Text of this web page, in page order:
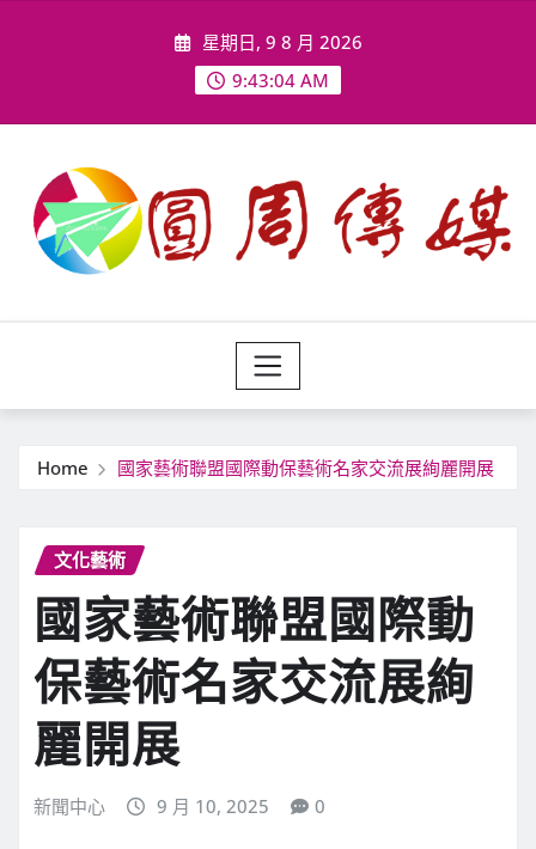
星期日, 9 8 月 2026
9:43:07 AM
Home 國家藝術聯盟國際動保藝術名家交流展絢麗開展
文化藝術
國家藝術聯盟國際動
保藝術名家交流展絢
麗開展
新聞中心 9 月 10, 2025 0